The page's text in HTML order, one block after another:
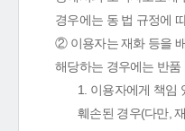
경우에는 동 법 규정에
② 이용자는 재화 등을
해당하는 경우에는 반품
1. 이용자에게 책임
훼손된 경우(다만,